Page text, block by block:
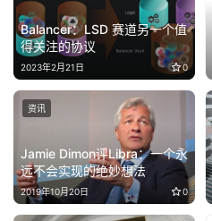
Balancer：LSD 赛道另一个值
得关注的协议
2023年2月21日 0
Jamie Dimon评Libra：一个永
远不会实现的绝妙想法
2019年10月20日 0
资讯